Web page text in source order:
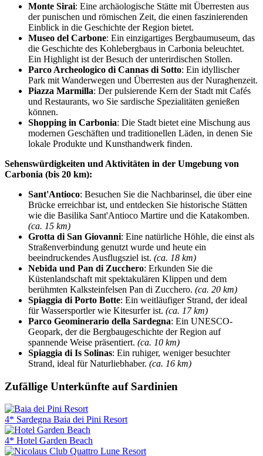
Monte Sirai: Eine archäologische Stätte mit Überresten aus
der punischen und römischen Zeit, die einen faszinierenden
Einblick in die Geschichte der Region bietet.
Museo del Carbone: Ein einzigartiges Bergbaumuseum, das
die Geschichte des Kohlebergbaus in Carbonia beleuchtet.
Ein Highlight ist der Besuch der unterirdischen Stollen.
Parco Archeologico di Cannas di Sotto: Ein idyllischer
Park mit Wanderwegen und Überresten aus der Nuraghenzeit.
Piazza Marmilla: Der pulsierende Kern der Stadt mit Cafés
und Restaurants, wo Sie sardische Spezialitäten genießen
können.
Shopping in Carbonia: Die Stadt bietet eine Mischung aus
modernen Geschäften und traditionellen Läden, in denen Sie
lokale Produkte und Kunsthandwerk finden.
Sehenswürdigkeiten und Aktivitäten in der Umgebung von
Carbonia (bis 20 km):
Sant'Antioco: Besuchen Sie die Nachbarinsel, die über eine
Brücke erreichbar ist, und entdecken Sie historische Stätten
wie die Basilika Sant'Antioco Martire und die Katakomben.
(ca. 15 km)
Grotta di San Giovanni: Eine natürliche Höhle, die einst als
Straßenverbindung genutzt wurde und heute ein
beeindruckendes Ausflugsziel ist. (ca. 18 km)
Nebida und Pan di Zucchero: Erkunden Sie die
Küstenlandschaft mit spektakulären Klippen und dem
berühmten Kalksteinfelsen Pan di Zucchero. (ca. 20 km)
Spiaggia di Porto Botte: Ein weitläufiger Strand, der ideal
für Wassersportler wie Kitesurfer ist. (ca. 17 km)
Parco Geominerario della Sardegna: Ein UNESCO-
Geopark, der die Bergbaugeschichte der Region auf
spannende Weise präsentiert. (ca. 10 km)
Spiaggia di Is Solinas: Ein ruhiger, weniger besuchter
Strand, ideal für Naturliebhaber. (ca. 16 km)
Zufällige Unterkünfte auf Sardinien
4* Sardegna Baia dei Pini Resort
4* Hotel Garden Beach